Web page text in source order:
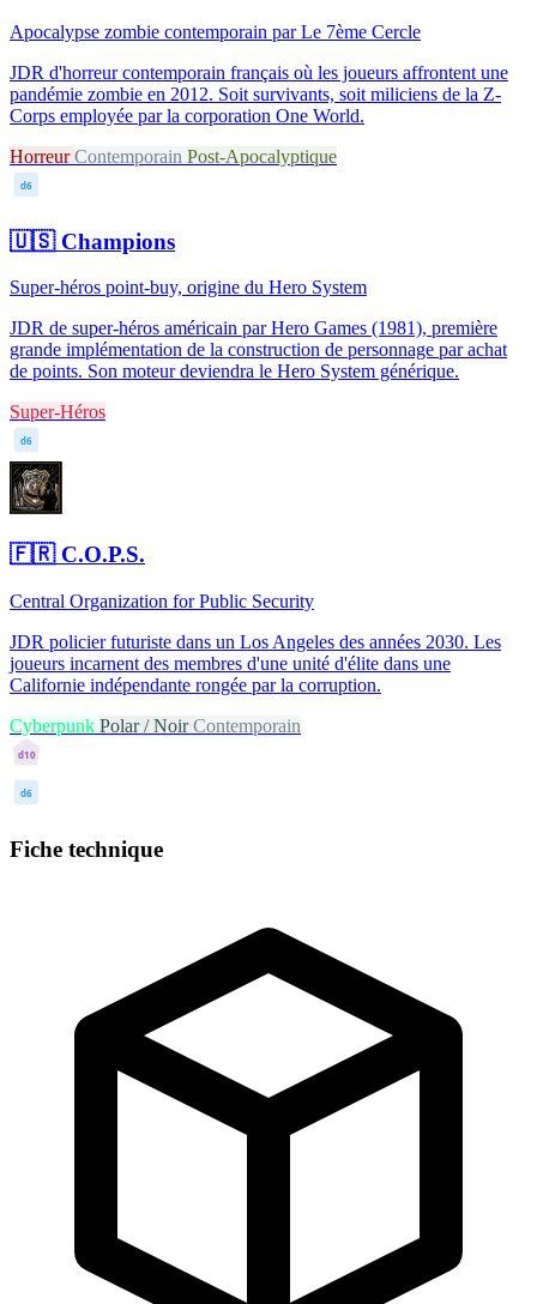
Apocalypse zombie contemporain par Le 7ème Cercle
JDR d'horreur contemporain français où les joueurs affrontent une
pandémie zombie en 2012. Soit survivants, soit miliciens de la Z-
Corps employée par la corporation One World.
HorreurContemporain Post-Apocalyptique
d6
🇺🇸Champions
Super-héros point-buy, origine du Hero System
JDR de super-héros américain par Hero Games (1981), première
grande implémentation de la construction de personnage par achat
de points. Son moteur deviendra le Hero System générique.
Super-Héros
d6
🇫🇷C.O.P.S.
Central Organization for Public Security
JDR policier futuriste dans un Los Angeles des années 2030. Les
joueurs incarnent des membres d'une unité d'élite dans une
Californie indépendante rongée par la corruption.
Cyberpunk Polar / NoirContemporain
d10
d6
Fiche technique